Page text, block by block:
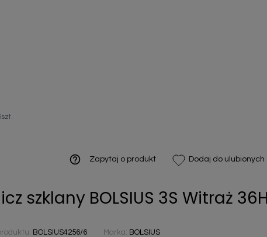
help_outline Zapytaj o produkt Dodaj do ulubionych
szklany BOLSIUS 3S Witraż
BOLSIUS4256/6 Marka: BOLSIUS